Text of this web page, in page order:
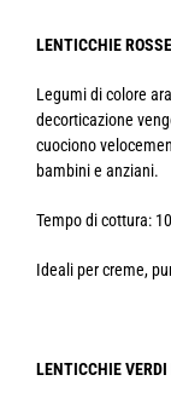
LENTICCHIE
Legumi di colore
decorticazione
cuociono
bambini e anziani.
Tempo di cottura:
Ideali per creme,
LENTICCHIE